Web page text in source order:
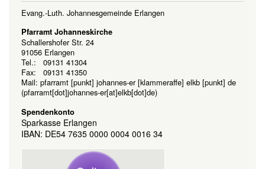
Evang.-Luth. Johannesgemeinde Erlangen
Pfarramt Johanneskirche
Schallershofer Str. 24
91056 Erlangen
Tel.: 09131 41304
Fax: 09131 41350
Mail: pfarramt [punkt] johannes-er [klammeraffe] elkb [punkt] de
(pfarramt[dot]johannes-er[at]elkb[dot]de)
Spendenkonto
Sparkasse Erlangen
IBAN: DE54 7635 0000 0004 0016 34